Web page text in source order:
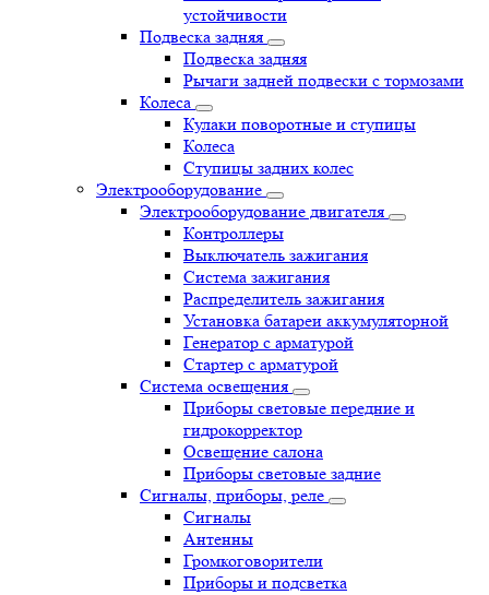
устойчивости
Подвеска задняя
Подвеска задняя
Рычаги задней подвески с тормозами
Колеса
Кулаки поворотные и ступицы
Колеса
Ступицы задних колес
Электрооборудование
Электрооборудование двигателя
Контроллеры
Выключатель зажигания
Система зажигания
Распределитель зажигания
Установка батареи аккумуляторной
Генератор с арматурой
Стартер с арматурой
Система освещения
Приборы световые передние и
гидрокорректор
Освещение салона
Приборы световые задние
Сигналы, приборы, реле
Сигналы
Антенны
Громкоговорители
Приборы и подсветка